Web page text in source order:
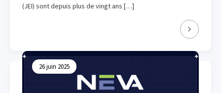
(JEI) sont depuis plus de vingt ans […]
26 juin 2025